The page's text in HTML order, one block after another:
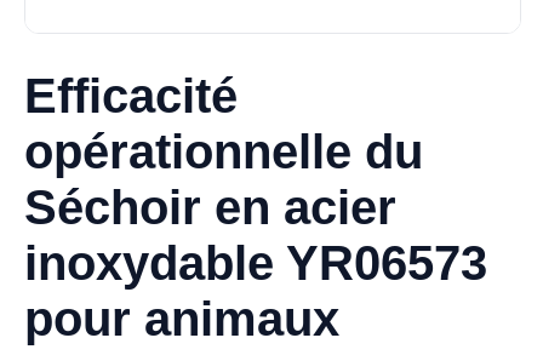
Efficacité
opérationnelle du
Séchoir en acier
inoxydable YR06573
pour animaux